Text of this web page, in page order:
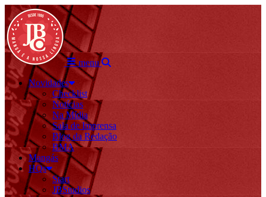
menu
Novidades
Checklist
Notícias
Na Mídia
Sala de Imprensa
Blog da Redação
BMA
Mangás
HQs
Start
JBStudios